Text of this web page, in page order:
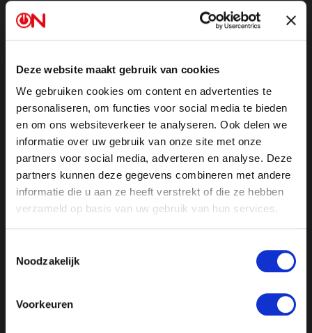
Deze website maakt gebruik van cookies
We gebruiken cookies om content en advertenties te
personaliseren, om functies voor social media te bieden
en om ons websiteverkeer te analyseren. Ook delen we
informatie over uw gebruik van onze site met onze
partners voor social media, adverteren en analyse. Deze
partners kunnen deze gegevens combineren met andere
informatie die u aan ze heeft verstrekt of die ze hebben
verzameld op basis van uw gebruik van hun services.
Noodzakelijk
Voorkeuren
Planbureau laat daarentegen een zorgwekkende
trend zien. Eén op de drie Nederlanders is niet
tevreden met het functioneren van onze democratie.
Deze daling is de grootste van de afgelopen tien jaar
EU-landen. FVD-fractievoorzitter Thierry Baudet legt
uit hoe dit komt en hoe het vertrouwen in onze
democratie hersteld kan worden aan de hand van zijn
nieuwe boek De Gideonsbende.
Uit WOB-documenten blijkt dat de overheid en de
nieuwsmedia in de coronatijd nauw samenwerkten
werden media gebriefd door
de overheid. Uit de interne emails die in het
bij de overheid sprak van zogenaamde “steunpilaren”.